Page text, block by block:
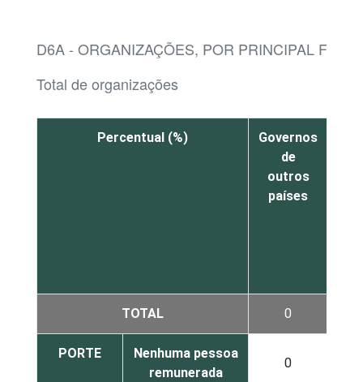
D6A - ORGANIZAÇÕES, POR PRINCIPAL
Total de organizações
Percentual (%)
Governos
de
outros
países
TOTAL 0
PORTE
Nenhuma pessoa
remunerada
0